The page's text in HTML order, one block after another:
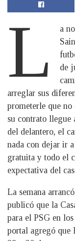
L
a
de
arreglar sus
prometerle que
su contrato llegue
del delantero, el
nada con dejar ir
gratuita y todo el
expectativa del
La semana
publicó que la
para el PSG en
portal agregó que